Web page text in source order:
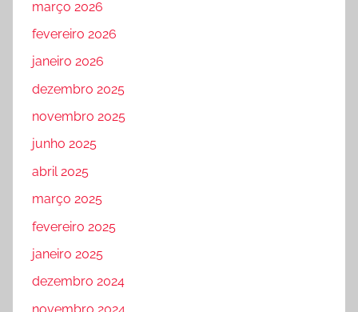
março 2026
fevereiro 2026
janeiro 2026
dezembro 2025
novembro 2025
junho 2025
abril 2025
março 2025
fevereiro 2025
janeiro 2025
dezembro 2024